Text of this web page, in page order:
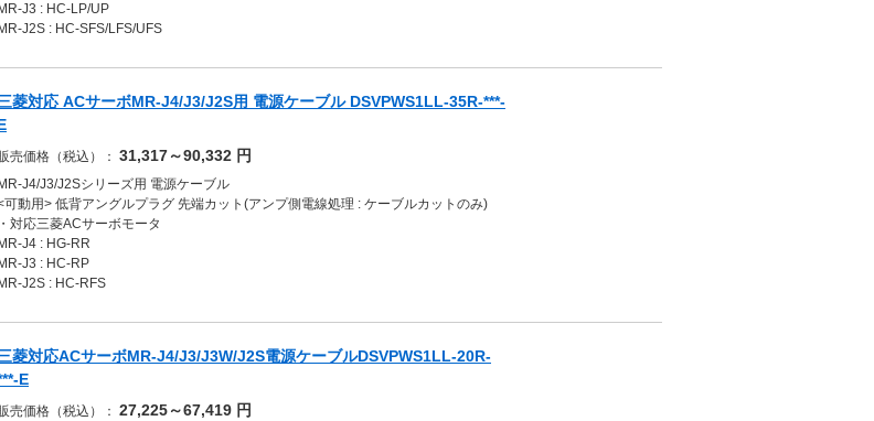
MR-J3 : HC-LP/UP
MR-J2S : HC-SFS/LFS/UFS
菱対応 ACサーボMR-J4/J3/J2S用 電源ケーブル DSVPWS1LL-35R-***-
売価格（税込）： 31,317～90,332 円
MR-J4/J3/J2Sシリーズ用 電源ケーブル
可動用> 低背アングルプラグ 先端カット(アンプ側電線処理 : ケーブルカットのみ)
・対応三菱ACサーボモータ
MR-J4 : HG-RR
MR-J3 : HC-RP
MR-J2S : HC-RFS
菱対応ACサーボMR-J4/J3/J3W/J2S電源ケーブルDSVPWS1LL-20R-
E
売価格（税込）： 27,225～67,419 円